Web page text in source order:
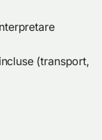
(transport,